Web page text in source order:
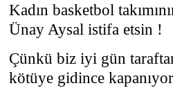
Kadın basketbol
Ünay Aysal istifa etsin !
Çünkü biz iyi gün
kötüye gidince